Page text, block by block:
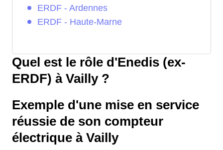
ERDF - Ardennes
ERDF - Haute-Marne
Quel est le rôle d'Enedis (ex-
ERDF) à Vailly ?
Exemple d'une mise en service
réussie de son compteur
électrique à Vailly